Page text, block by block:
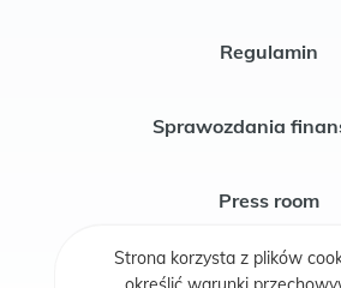
Regulamin
Sprawozdania
Press room
Press Kit
Strona korzysta z plików